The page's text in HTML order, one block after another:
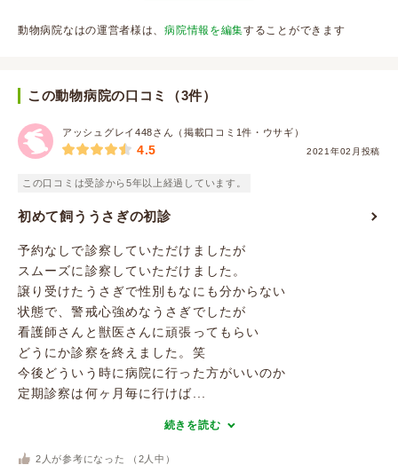
動物病院なはの運営者様は、病院情報を編集することができます
この動物病院の口コミ（3件）
アッシュグレイ448さん（掲載口コミ1件・ウサギ）
2021年02月投稿
4.5
この口コミは受診から5年以上経過しています。
初めて飼ううさぎの初診
予約なしで診察していただけましたが
スムーズに診察していただけました。
譲り受けたうさぎで性別もなにも分からない
状態で、警戒心強めなうさぎでしたが
看護師さんと獣医さんに頑張ってもらい
どうにか診察を終えました。笑
今後どういう時に病院に行った方がいいのか
定期診察は何ヶ月毎に行けば...
続きを読む
2 人が参考になった （ 2 人中）